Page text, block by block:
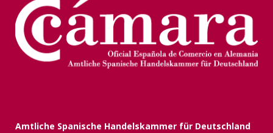
Amtliche Spanische Handelskammer für Deutschland